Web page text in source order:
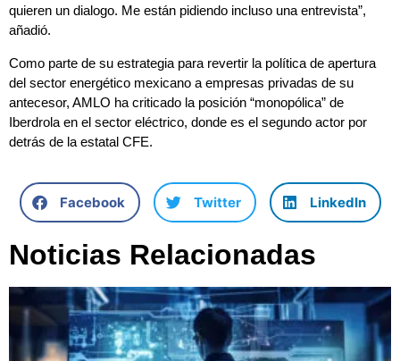
quieren un dialogo. Me están pidiendo incluso una entrevista”,
añadió.
Como parte de su estrategia para revertir la política de apertura
del sector energético mexicano a empresas privadas de su
antecesor, AMLO ha criticado la posición “monopólica” de
Iberdrola en el sector eléctrico, donde es el segundo actor por
detrás de la estatal CFE.
Facebook Twitter LinkedIn
Noticias Relacionadas